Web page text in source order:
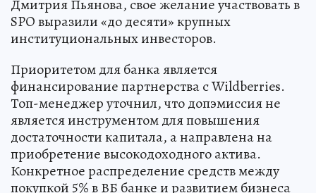
Дмитрия Пьянова, свое желание участвовать в
SPO выразили «до десяти» крупных
институциональных инвесторов.
Приоритетом для банка является
финансирование партнерства с Wildberries.
Топ-менеджер уточнил, что допэмиссия не
является инструментом для повышения
достаточности капитала, а направлена на
приобретение высокодоходного актива.
Конкретное распределение средств между
покупкой 5% в ВБ банке и развитием бизнеса